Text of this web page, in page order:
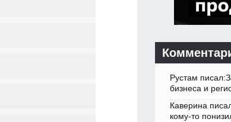
Рустам
бизнеса и
Каверина
кому-то